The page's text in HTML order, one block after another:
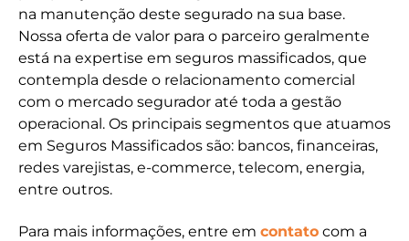
na manutenção deste segurado na sua base.
Nossa oferta de valor para o parceiro geralmente
está na expertise em seguros massificados, que
contempla desde o relacionamento comercial
com o mercado segurador até toda a gestão
operacional. Os principais segmentos que atuamos
em Seguros Massificados são: bancos, financeiras,
redes varejistas, e-commerce, telecom, energia,
entre outros.
Para mais informações, entre em contato com a